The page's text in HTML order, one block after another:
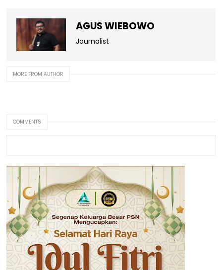
AGUS WIEBOWO
Journalist
MORE FROM AUTHOR
COMMENTS